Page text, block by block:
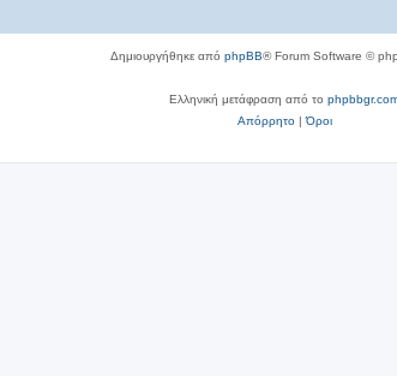
Δημιουργήθηκε από phpBB® Forum Software ©
Ελληνική μετάφραση από το
Απόρρητο|Όροι